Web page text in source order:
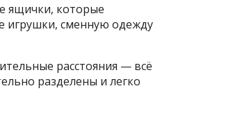
ящички, которые
игрушки, сменную одежду
расстояния — всё
разделены и легко